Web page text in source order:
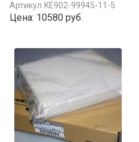
Артикул KE902-99945-11-5
Цена: 10580 руб.